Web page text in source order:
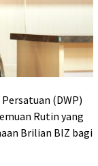
(DWP)
Rutin yang
Brilian BIZ bagi